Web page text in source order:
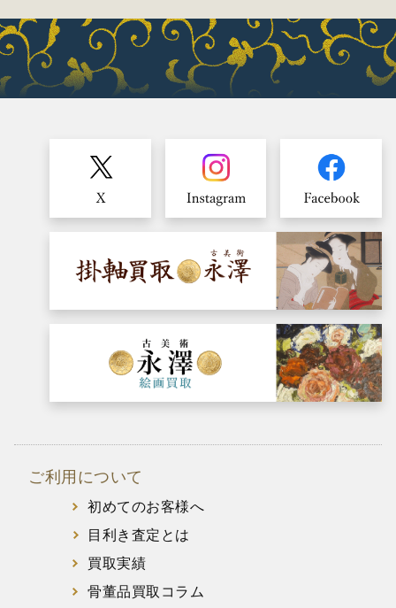
ご利用について
初めてのお客様へ
目利き査定とは
買取実績
骨董品買取コラム